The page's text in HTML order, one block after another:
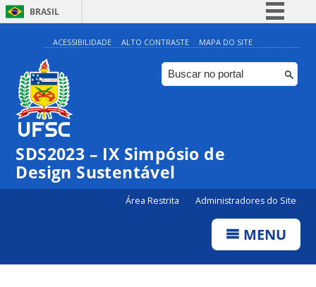
BRASIL
Simplifique!
Comunica BR
Participe
Canais
ACESSIBILIDADE ALTO CONTRASTE MAPA DO SITE
SDS2023 – IX Simpósio de
Design Sustentável
Área Restrita Administradores do Site
MENU